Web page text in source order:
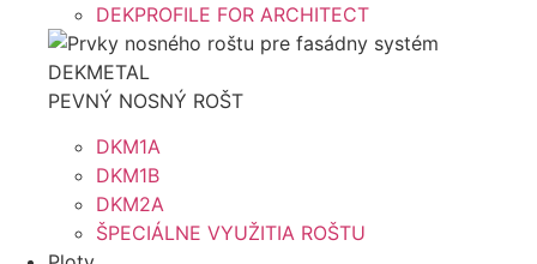
DEKPROFILE FOR ARCHITECT
PEVNÝ NOSNÝ ROŠT
DKM1A
DKM1B
DKM2A
ŠPECIÁLNE VYUŽITIA ROŠTU